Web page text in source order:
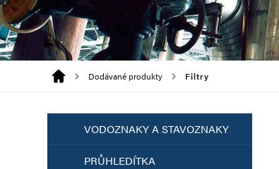
Dodávané produkty Filtry
VODOZNAKY A STAVOZNAKY
PRŮHLEDÍTKA